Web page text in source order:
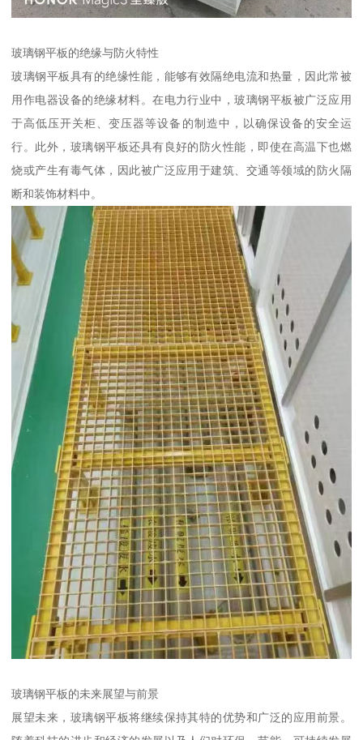
玻璃钢平板的绝缘与防火特性
玻璃钢平板具有的绝缘性能，能够有效隔绝电流和热量，因此常被
用作电器设备的绝缘材料。在电力行业中，玻璃钢平板被广泛应用
于高低压开关柜、变压器等设备的制造中，以确保设备的安全运
行。此外，玻璃钢平板还具有良好的防火性能，即使在高温下也燃
烧或产生有毒气体，因此被广泛应用于建筑、交通等领域的防火隔
断和装饰材料中。
玻璃钢平板的未来展望与前景
展望未来，玻璃钢平板将继续保持其特的优势和广泛的应用前景。